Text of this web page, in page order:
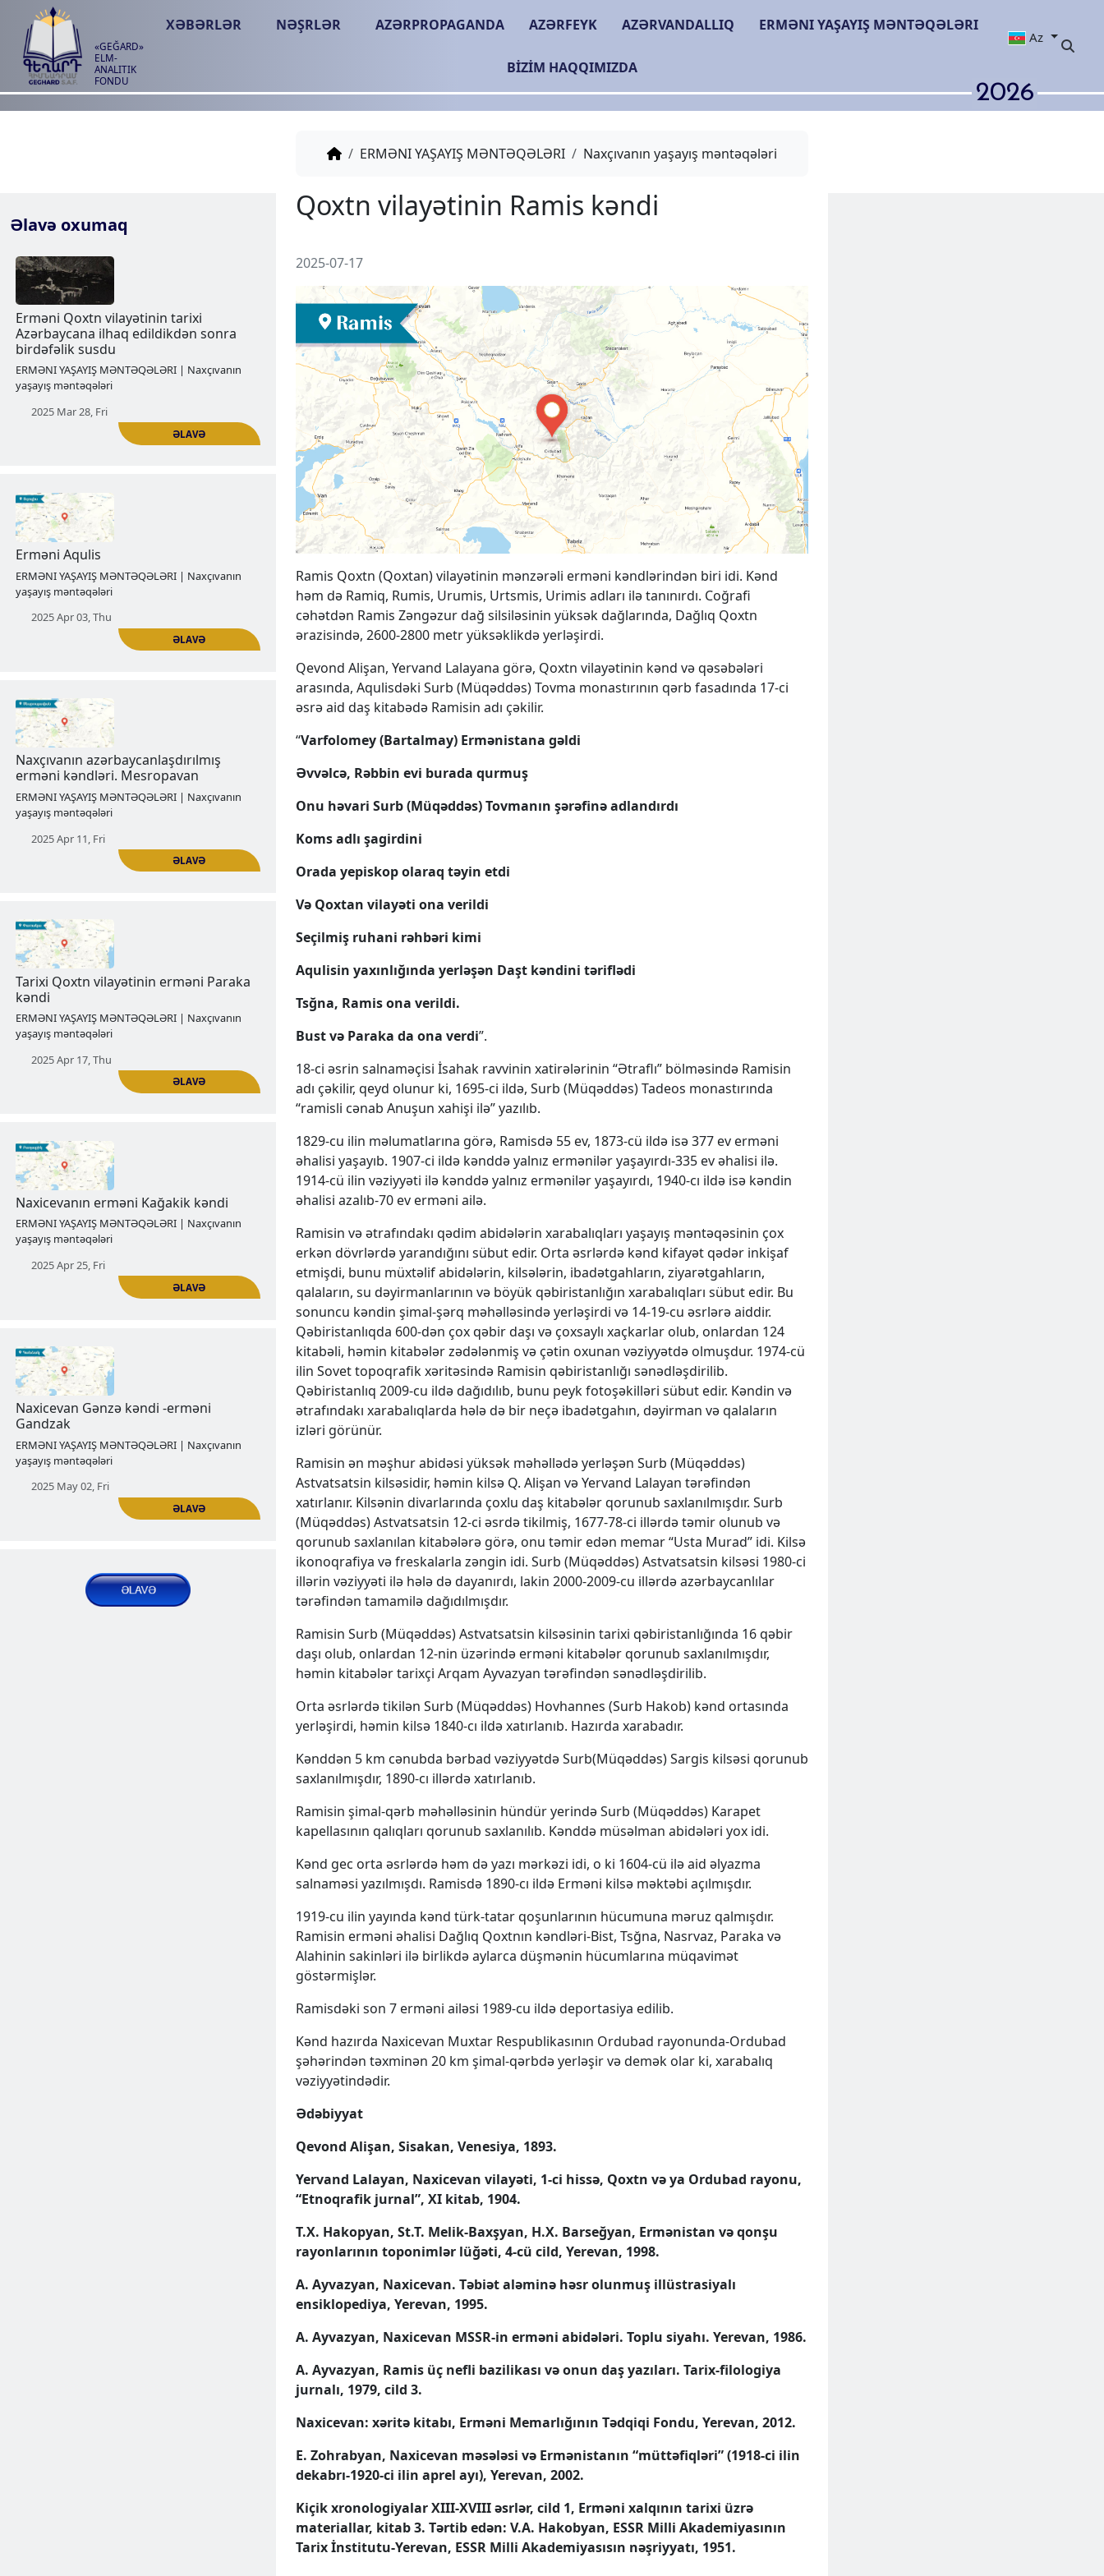
«GEĞARD»
ELM-
ANALITIK
FONDU
XƏBƏRLƏR NƏŞRLƏR AZƏRPROPAGANDA AZƏRFEYK AZƏRVANDALLIQ ERMƏNI YAŞAYIŞ MƏNTƏQƏLƏRI
BIZIM HAQQIMIZDA
Az
2026
Əlavə oxumaq
Erməni Qoxtn vilayətinin tarixi
Azərbaycana ilhaq edildikdən sonra
birdəfəlik susdu
ERMƏNI YAŞAYIŞ MƏNTƏQƏLƏRI | Naxçıvanın
2025 Mar 28, Fri
Erməni Aqulis
ERMƏNI YAŞAYIŞ MƏNTƏQƏLƏRI | Naxçıvanın
yaşayış məntəqələri
2025 Apr 03, Thu
Naxçıvanın azərbaycanlaşdırılmış
erməni kəndləri. Mesropavan
ERMƏNI YAŞAYIŞ MƏNTƏQƏLƏRI | Naxçıvanın
yaşayış məntəqələri
Tarixi Qoxtn vilayətinin erməni Paraka
kəndi
ERMƏNI YAŞAYIŞ MƏNTƏQƏLƏRI | Naxçıvanın
yaşayış məntəqələri
ƏLAVƏ
Naxicevanın erməni Kağakik kəndi
ERMƏNI YAŞAYIŞ MƏNTƏQƏLƏRI | Naxçıvanın
2025 Apr 25, Fri
ERMƏNI YAŞAYIŞ MƏNTƏQƏLƏRI | Naxçıvanın
ERMƏNI YAŞAYIŞ MƏNTƏQƏLƏRI Naxçıvanın yaşayış məntəqələri
2025-07-17
Ramis Qoxtn (Qoxtan) vilayətinin mənzərəli erməni kəndlərindən biri idi. Kənd
həm də Ramiq, Rumis, Urumis, Urtsmis, Urimis adları ilə tanınırdı. Coğrafi
cəhətdən Ramis Zəngəzur dağ silsiləsinin yüksək dağlarında, Dağlıq Qoxtn
ərazisində, 2600-2800 metr yüksəklikdə yerləşirdi.
Qevond Alişan, Yervand Lalayana görə, Qoxtn vilayətinin kənd və qəsəbələri
arasında, Aqulisdəki Surb (Müqəddəs) Tovma monastırının qərb fasadında 17-ci
əsrə aid daş kitabədə Ramisin adı çəkilir.
“Varfolomey (Bartalmay) Ermənistana gəldi
Əvvəlcə, Rəbbin evi burada qurmuş
Onu həvari Surb (Müqəddəs) Tovmanın şərəfinə adlandırdı
Koms adlı şagirdini
Orada yepiskop olaraq təyin etdi
Və Qoxtan vilayəti ona verildi
Seçilmiş ruhani rəhbəri kimi
Aqulisin yaxınlığında yerləşən Daşt kəndini təriflədi
Tsğna, Ramis ona verildi.
Bust və Paraka da ona verdi”.
18-ci əsrin salnaməçisi İsahak ravvinin xatirələrinin “Ətraflı” bölməsində Ramisin
adı çəkilir, qeyd olunur ki, 1695-ci ildə, Surb (Müqəddəs) Tadeos monastırında
“ramisli cənab Anuşun xahişi ilə” yazılıb.
1829-cu ilin məlumatlarına görə, Ramisdə 55 ev, 1873-cü ildə isə 377 ev erməni
əhalisi yaşayıb. 1907-ci ildə kənddə yalnız ermənilər yaşayırdı-335 ev əhalisi ilə.
1914-cü ilin vəziyyəti ilə kənddə yalnız ermənilər yaşayırdı, 1940-cı ildə isə kəndin
əhalisi azalıb-70 ev erməni ailə.
Ramisin və ətrafındakı qədim abidələrin xarabalıqları yaşayış məntəqəsinin çox
erkən dövrlərdə yarandığını sübut edir. Orta əsrlərdə kənd kifayət qədər inkişaf
etmişdi, bunu müxtəlif abidələrin, kilsələrin, ibadətgahların, ziyarətgahların,
qalaların, su dəyirmanlarının və böyük qəbiristanlığın xarabalıqları sübut edir. Bu
sonuncu kəndin şimal-şərq məhəlləsində yerləşirdi və 14-19-cu əsrlərə aiddir.
Qəbiristanlıqda 600-dən çox qəbir daşı və çoxsaylı xaçkarlar olub, onlardan 124
kitabəli, həmin kitabələr zədələnmiş və çətin oxunan vəziyyətdə olmuşdur. 1974-cü
ilin Sovet topoqrafik xəritəsində Ramisin qəbiristanlığı sənədləşdirilib.
Qəbiristanlıq 2009-cu ildə dağıdılıb, bunu peyk fotoşəkilləri sübut edir. Kəndin və
ətrafındakı xarabalıqlarda hələ də bir neçə ibadətgahın, dəyirman və qalaların
izləri görünür.
Ramisin ən məşhur abidəsi yüksək məhəllədə yerləşən Surb (Müqəddəs)
Astvatsatsin kilsəsidir, həmin kilsə Q. Alişan və Yervand Lalayan tərəfindən
xatırlanır. Kilsənin divarlarında çoxlu daş kitabələr qorunub saxlanılmışdır. Surb
(Müqəddəs) Astvatsatsin 12-ci əsrdə tikilmiş, 1677-78-ci illərdə təmir olunub və
qorunub saxlanılan kitabələrə görə, onu təmir edən memar “Usta Murad” idi. Kilsə
ikonoqrafiya və freskalarla zəngin idi. Surb (Müqəddəs) Astvatsatsin kilsəsi 1980-ci
illərin vəziyyəti ilə hələ də dayanırdı, lakin 2000-2009-cu illərdə azərbaycanlılar
tərəfindən tamamilə dağıdılmışdır.
Ramisin Surb (Müqəddəs) Astvatsatsin kilsəsinin tarixi qəbiristanlığında 16 qəbir
daşı olub, onlardan 12-nin üzərində erməni kitabələr qorunub saxlanılmışdır,
həmin kitabələr tarixçi Arqam Ayvazyan tərəfindən sənədləşdirilib.
Orta əsrlərdə tikilən Surb (Müqəddəs) Hovhannes (Surb Hakob) kənd ortasında
yerləşirdi, həmin kilsə 1840-cı ildə xatırlanıb. Hazırda xarabadır.
Kənddən 5 km cənubda bərbad vəziyyətdə Surb(Müqəddəs) Sargis kilsəsi qorunub
saxlanılmışdır, 1890-cı illərdə xatırlanıb.
Ramisin şimal-qərb məhəlləsinin hündür yerində Surb (Müqəddəs) Karapet
kapellasının qalıqları qorunub saxlanılıb. Kənddə müsəlman abidələri yox idi.
Kənd gec orta əsrlərdə həm də yazı mərkəzi idi, o ki 1604-cü ilə aid əlyazma
salnaməsi yazılmışdı. Ramisdə 1890-cı ildə Erməni kilsə məktəbi açılmışdır.
1919-cu ilin yayında kənd türk-tatar qoşunlarının hücumuna məruz qalmışdır.
Ramisin erməni əhalisi Dağlıq Qoxtnın kəndləri-Bist, Tsğna, Nasrvaz, Paraka və
Alahinin sakinləri ilə birlikdə aylarca düşmənin hücumlarına müqavimət
göstərmişlər.
Ramisdəki son 7 erməni ailəsi 1989-cu ildə deportasiya edilib.
Kənd hazırda Naxicevan Muxtar Respublikasının Ordubad rayonunda-Ordubad
şəhərindən təxminən 20 km şimal-qərbdə yerləşir və demək olar ki, xarabalıq
vəziyyətindədir.
Ədəbiyyat
Qevond Alişan, Sisakan, Venesiya, 1893.
Yervand Lalayan, Naxicevan vilayəti, 1-ci hissə, Qoxtn və ya Ordubad rayonu,
“Etnoqrafik jurnal”, XI kitab, 1904.
T.X. Hakopyan, St.T. Melik-Baxşyan, H.X. Barseğyan, Ermənistan və qonşu
rayonlarının toponimlər lüğəti, 4-cü cild, Yerevan, 1998.
A. Ayvazyan, Naxicevan. Təbiət aləminə həsr olunmuş illüstrasiyalı
ensiklopediya, Yerevan, 1995.
A. Ayvazyan, Naxicevan MSSR-in erməni abidələri. Toplu siyahı. Yerevan, 1986.
A. Ayvazyan, Ramis üç nefli bazilikası və onun daş yazıları. Tarix-filologiya
jurnalı, 1979, cild 3.
Naxicevan: xəritə kitabı, Erməni Memarlığının Tədqiqi Fondu, Yerevan, 2012.
E. Zohrabyan, Naxicevan məsələsi və Ermənistanın “müttəfiqləri” (1918-ci ilin
dekabrı-1920-ci ilin aprel ayı), Yerevan, 2002.
Kiçik xronologiyalar XIII-XVIII əsrlər, cild 1, Erməni xalqının tarixi üzrə
materiallar, kitab 3. Tərtib edən: V.A. Hakobyan, ESSR Milli Akademiyasının
Tarix İnstitutu-Yerevan, ESSR Milli Akademiyasısın nəşriyyatı, 1951.